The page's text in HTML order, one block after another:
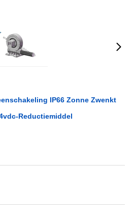
IP66 Zonne Zwenkt
Reductiemiddel